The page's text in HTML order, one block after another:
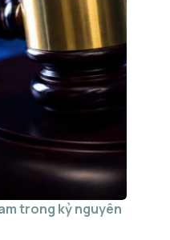
trong kỷ nguyên